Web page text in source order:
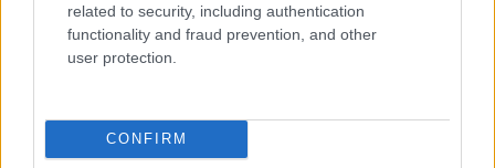
related to security, including authentication
functionality and fraud prevention, and other
user protection.
CONFIRM
Mogą Cię zainteresować również hasła